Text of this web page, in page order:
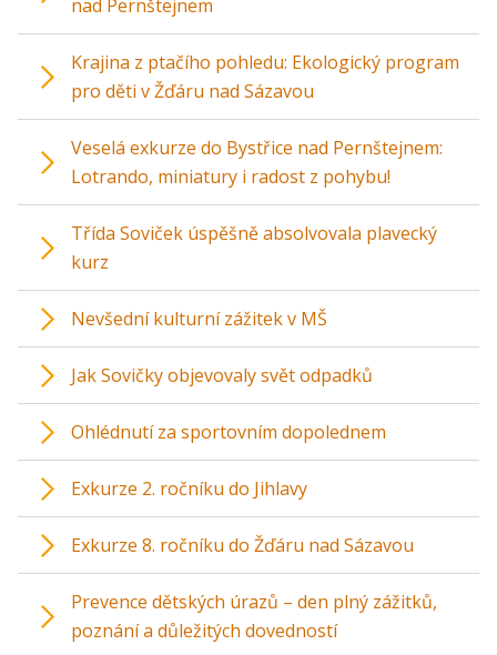
nad Pernštejnem
Krajina z ptačího pohledu: Ekologický program
pro děti v Žďáru nad Sázavou
Veselá exkurze do Bystřice nad Pernštejnem:
Lotrando, miniatury i radost z pohybu!
Třída Soviček úspěšně absolvovala plavecký
kurz
Nevšední kulturní zážitek v MŠ
Jak Sovičky objevovaly svět odpadků
Ohlédnutí za sportovním dopolednem
Exkurze 2. ročníku do Jihlavy
Exkurze 8. ročníku do Žďáru nad Sázavou
Prevence dětských úrazů – den plný zážitků,
poznání a důležitých dovedností